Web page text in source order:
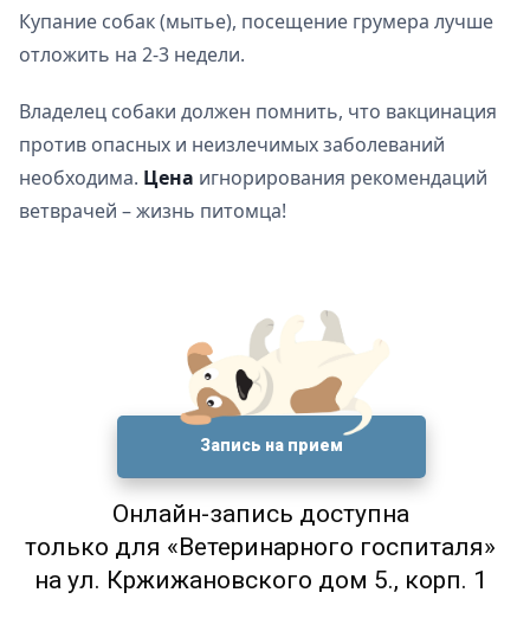
Купание собак (мытье), посещение грумера лучше
отложить на 2-3 недели.
Владелец собаки должен помнить, что вакцинация
против опасных и неизлечимых заболеваний
необходима. Цена игнорирования рекомендаций
ветврачей – жизнь питомца!
Онлайн-запись доступна
только для «Ветеринарного госпиталя»
на ул. Кржижановского дом 5., корп. 1
Запись на прием